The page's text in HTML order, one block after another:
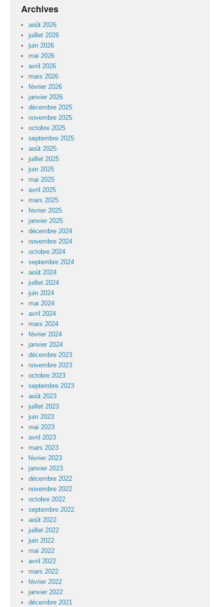
Archives
août 2026
juillet 2026
juin 2026
mai 2026
avril 2026
mars 2026
février 2026
janvier 2026
décembre 2025
novembre 2025
octobre 2025
septembre 2025
août 2025
juillet 2025
juin 2025
mai 2025
avril 2025
mars 2025
février 2025
janvier 2025
décembre 2024
novembre 2024
octobre 2024
septembre 2024
août 2024
juillet 2024
juin 2024
mai 2024
avril 2024
mars 2024
février 2024
janvier 2024
décembre 2023
novembre 2023
octobre 2023
septembre 2023
août 2023
juillet 2023
juin 2023
mai 2023
avril 2023
mars 2023
février 2023
janvier 2023
décembre 2022
novembre 2022
octobre 2022
septembre 2022
août 2022
juillet 2022
juin 2022
mai 2022
avril 2022
mars 2022
février 2022
janvier 2022
décembre 2021